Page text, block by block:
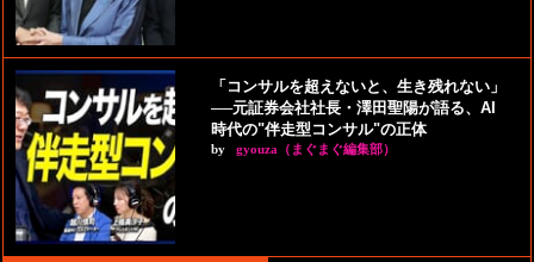
「コンサルを超えないと、生き残れない」
──元証券会社社長・澤田聖陽が語る、AI
時代の"伴走型コンサル"の正体
by gyouza（まぐまぐ編集部）